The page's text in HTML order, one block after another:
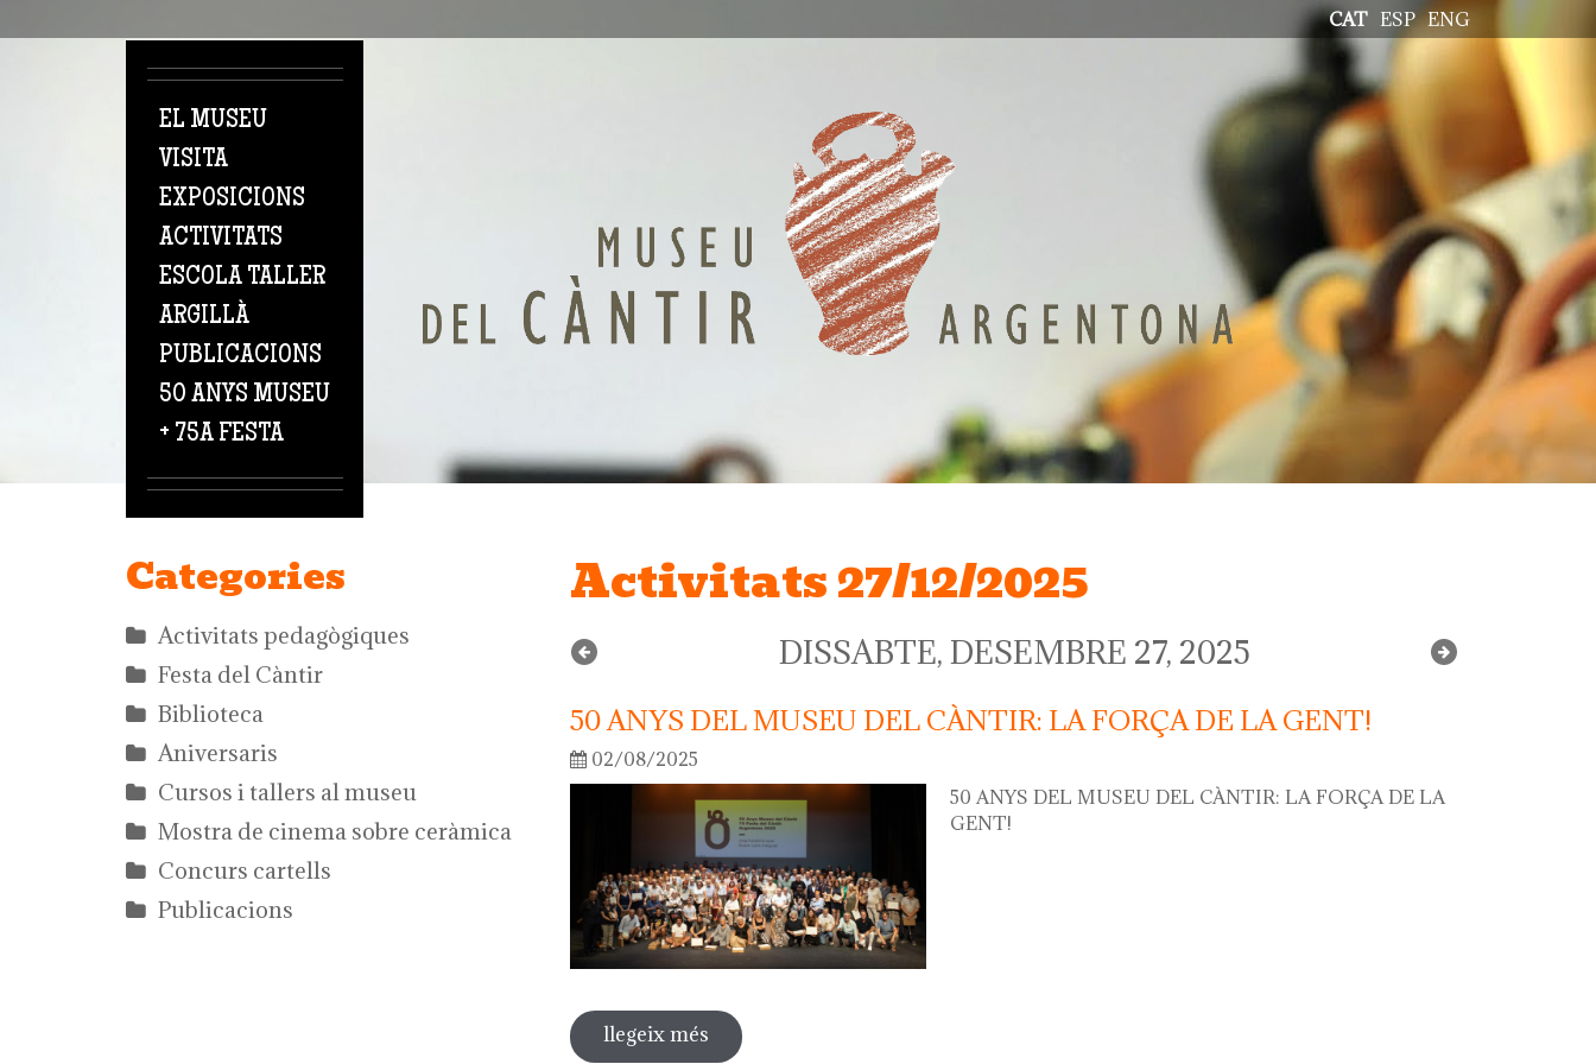
ENG
ESP
CAT
EL MUSEU
VISITA
EXPOSICIONS
ACTIVITATS
ESCOLA TALLER
ARGILLÀ
PUBLICACIONS
50 ANYS MUSEU
+ 75A FESTA
Categories
Activitats pedagògiques
Festa del Càntir
Biblioteca
Aniversaris
Cursos i tallers al museu
Mostra de cinema sobre ceràmica
Concurs cartells
Publicacions
Activitats 27/12/2025
DISSABTE, DESEMBRE 27, 2025
50 ANYS DEL MUSEU DEL CÀNTIR: LA FORÇA DE LA GENT!
02/08/2025
50 ANYS DEL MUSEU DEL CÀNTIR: LA FORÇA DE LA
GENT!
llegeix més sobre 50 anys del museu del càntir: la força de la gent!